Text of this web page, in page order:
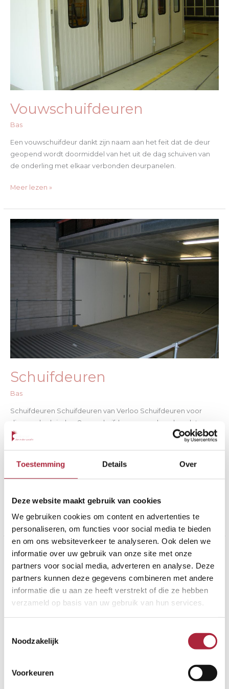
Toestemming Details Over
Deze website maakt gebruik van cookies
We gebruiken cookies om content en advertenties te
personaliseren, om functies voor social media te bieden
en om ons websiteverkeer te analyseren. Ook delen we
informatie over uw gebruik van onze site met onze
partners voor social media, adverteren en analyse. Deze
partners kunnen deze gegevens combineren met andere
informatie die u aan ze heeft verstrekt of die ze hebben
verzameld op basis van uw gebruik van hun services.
Noodzakelijk
Voorkeuren
Vouwschuifdeuren
Bas
Een vouwschuifdeur dankt zijn naam aan het feit dat de deur
geopend wordt doormiddel van het uit de dag schuiven van
de onderling met elkaar verbonden deurpanelen.
Meer lezen »
Schuifdeuren
Bas
Schuifdeuren Schuifdeuren van Verloo Schuifdeuren voor
diverse doeleinden Onze schuifdeuren worden, doordat ze
geluid en warmte goed isoleren, vaak toegepast in industriële
opening in tussenwanden. Deze isolerende schuifdeuren
danken hun goede afdichting aan de toegepaste
Schuifdeuren
Meer lezen »
Brandwerende
schuifdeuren